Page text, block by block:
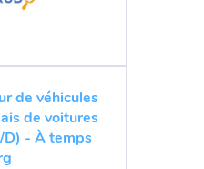
de véhicules
de voitures
D) - À temps